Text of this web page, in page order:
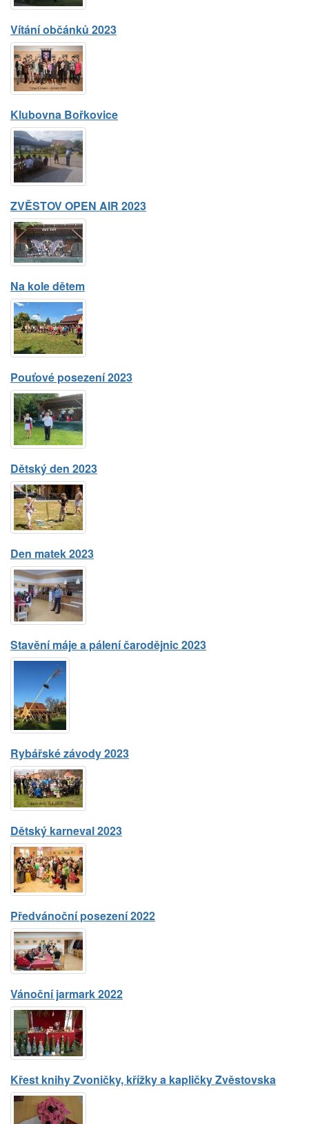
Vítání občánků 2023
Klubovna Bořkovice
ZVĚSTOV OPEN AIR 2023
Na kole dětem
Pouťové posezení 2023
Dětský den 2023
Den matek 2023
Stavění máje a pálení čarodějnic 2023
Rybářské závody 2023
Dětský karneval 2023
Předvánoční posezení 2022
Vánoční jarmark 2022
Křest knihy Zvoničky, křížky a kapličky Zvěstovska